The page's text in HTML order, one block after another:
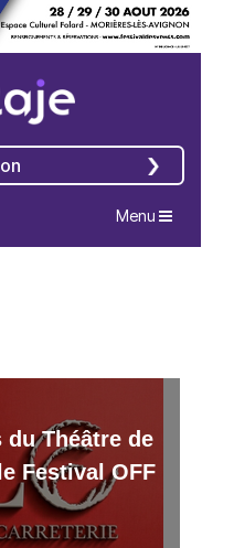
Navigation
Menu
Théâtre de
Festival OFF